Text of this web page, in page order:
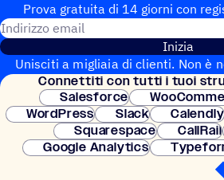
Prova gratuita di 14 giorni con
Inizia
Unisciti a migliaia di clienti. Non è
credito. Configurazione
Connet­titi con tutti i tuoi
Salesforce
WordPress
Slack Calendly
Squarespace
CallRail
Google Analytics